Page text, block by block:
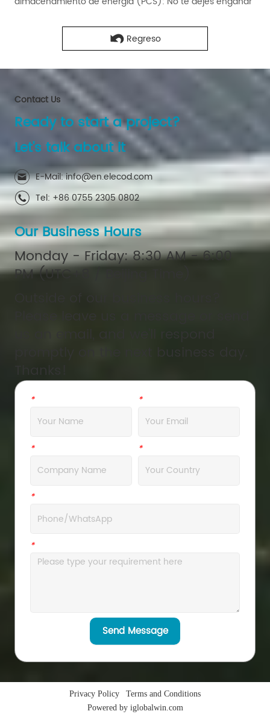
Regreso
Contact Us
Ready to start a project?
Let's talk about it
E-Mail: info@en.elecod.com
Tel: +86 0755 2305 0802
Our Business Hours
Monday - Friday: 8:30 AM - 6:00
PM (UTC+8 / Beijing Time)
*Name *Email
*Company *Address
*WhatsApp
*Message
Send Message
Privacy Policy
Terms and Conditions
Powered by iglobalwin.com